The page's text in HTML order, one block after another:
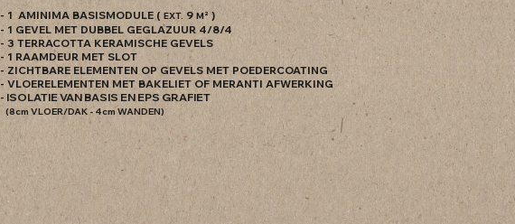
- 1 AMINIMA BASISMODULE ( EXT. 9 M² )
- 1 GEVEL MET DUBBEL GEGLAZUUR 4/8/4
- 3 TERRACOTTA KERAMISCHE GEVELS
- 1 RAAMDEUR MET SLOT
- ZICHTBARE ELEMENTEN OP GEVELS MET POEDERCOATING
- VLOERELEMENTEN MET BAKELIET OF MERANTI AFWERKING
- ISOLATIE VAN BASIS EN EPS GRAFIET
(8cm VLOER/DAK - 4cm WANDEN)